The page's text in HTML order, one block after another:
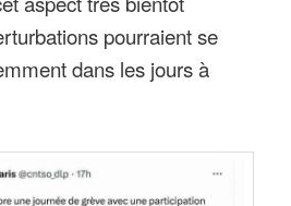
pourraient se
dans les jours à